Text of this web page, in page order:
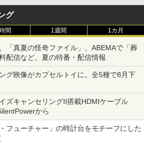
グ
間 1週間 1カ月
「真夏の怪奇ファイル」、ABEMAで「葬
配信など。夏の特番・配信情報
グ映像がカプセルトイに。全5種で8月下
ズキャンセリングII搭載HDMIケーブル
から
フューチャー」の時計台をモチーフにした